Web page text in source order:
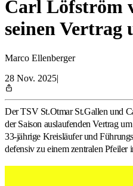
Carl Löfström
seinen Vertrag
Marco Ellenberger
28 Nov. 2025|
Der TSV St.Otmar St.Gallen und
der Saison auslaufenden Vertrag
33-jährige Kreisläufer und
defensiv zu einem zentralen Pfeiler